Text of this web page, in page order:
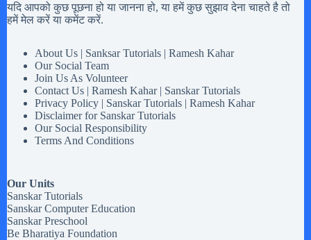
यदि आपको कुछ पूछना हो या जानना हो, या हमें कुछ सुझाव देना चाहते है तो
हमें मेल करें या कमेंट करें.
About Us | Sanksar Tutorials | Ramesh Kahar
Our Social Team
Join Us As Volunteer
Contact Us | Ramesh Kahar | Sanskar Tutorials
Privacy Policy | Sanskar Tutorials | Ramesh Kahar
Disclaimer for Sanskar Tutorials
Our Social Responsibility
Terms And Conditions
Our Units
Sanskar Tutorials
Sanskar Computer Education
Sanskar Preschool
Be Bharatiya Foundation